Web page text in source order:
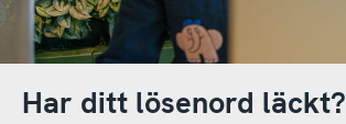
Har ditt lösenord läckt?